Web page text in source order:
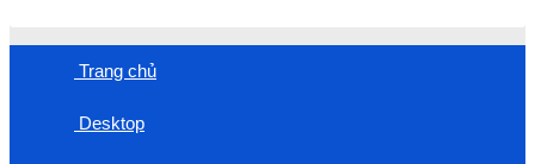
Trang chủ
Desktop